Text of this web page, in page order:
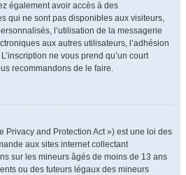
également avoir accès à des
qui ne sont pas disponibles aux visiteurs,
l’utilisation de la messagerie
aux autres utilisateurs, l’adhésion
ne vous prend qu’un court
recommandons de le faire.
Privacy and Protection Act ») est une loi des
aux sites internet collectant
sur les mineurs âgés de moins de 13 ans
ou des tuteurs légaux des mineurs